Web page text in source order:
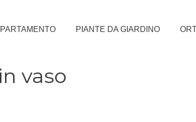
PIANTE DA GIARDINO
vaso